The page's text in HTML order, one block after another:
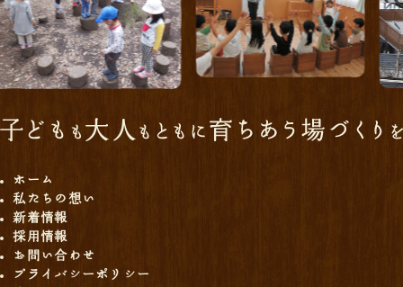
ホーム
私たちの想い
新着情報
採用情報
お問い合わせ
プライバシーポリシー